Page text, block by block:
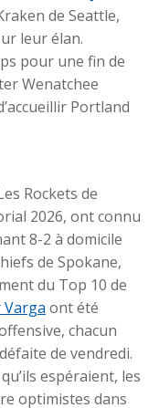
de Seattle,
leur élan.
pour une fin de
Wenatchee
Portland
Rockets de
2026, ont connu
8-2 à domicile
de Spokane,
du Top 10 de
Varga ont été
chacun
de vendredi.
espéraient, les
optimistes dans